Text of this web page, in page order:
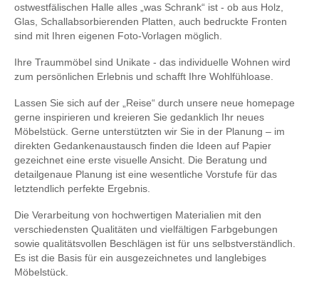
ostwestfälischen Halle alles „was Schrank“ ist - ob aus Holz,
Glas, Schallabsorbierenden Platten, auch bedruckte Fronten
sind mit Ihren eigenen Foto-Vorlagen möglich.
Ihre Traummöbel sind Unikate - das individuelle Wohnen wird
zum persönlichen Erlebnis und schafft Ihre Wohlfühloase.
Lassen Sie sich auf der „Reise“ durch unsere neue homepage
gerne inspirieren und kreieren Sie gedanklich Ihr neues
Möbelstück. Gerne unterstützten wir Sie in der Planung – im
direkten Gedankenaustausch finden die Ideen auf Papier
gezeichnet eine erste visuelle Ansicht. Die Beratung und
detailgenaue Planung ist eine wesentliche Vorstufe für das
letztendlich perfekte Ergebnis.
Die Verarbeitung von hochwertigen Materialien mit den
verschiedensten Qualitäten und vielfältigen Farbgebungen
sowie qualitätsvollen Beschlägen ist für uns selbstverständlich.
Es ist die Basis für ein ausgezeichnetes und langlebiges
Möbelstück.